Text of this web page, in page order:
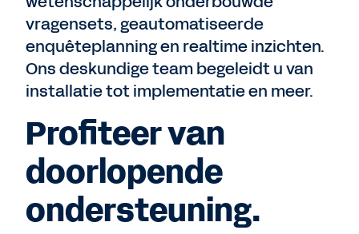
vragensets, geautomatiseerde
enquêteplanning en realtime inzichten.
Ons deskundige team begeleidt u van
installatie tot implementatie en meer.
Profiteer van
doorlopende
ondersteuning.